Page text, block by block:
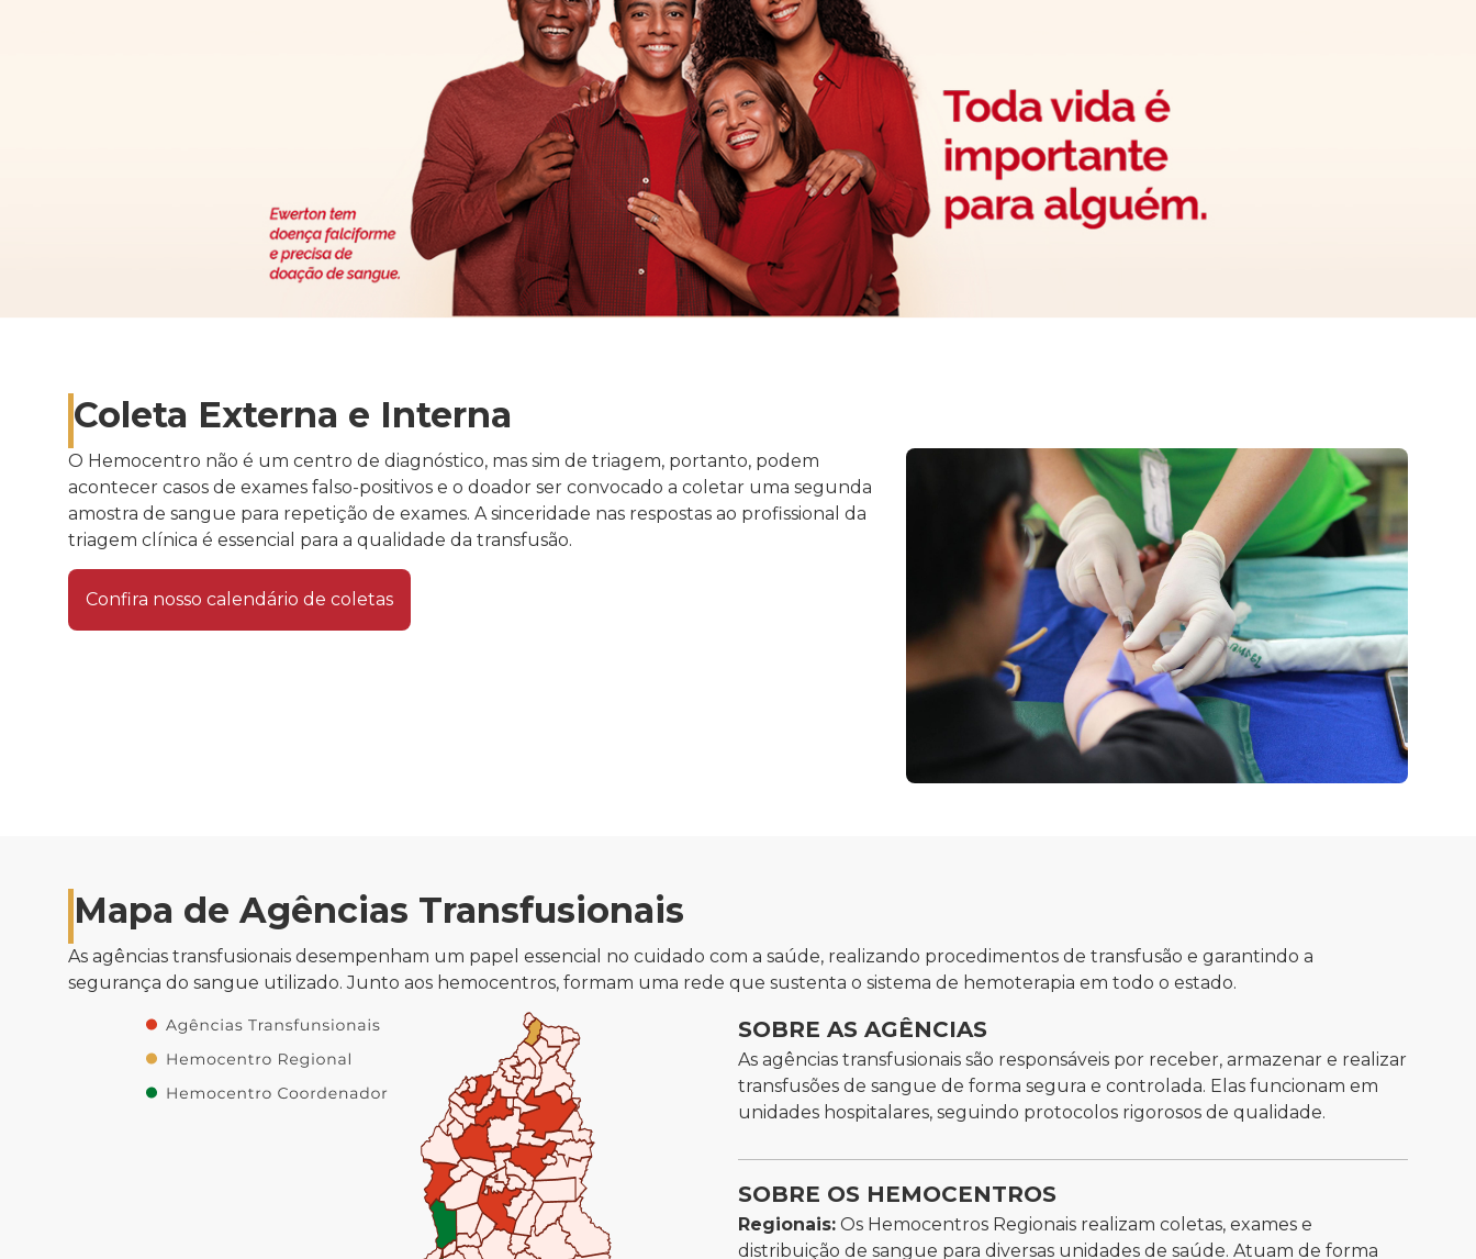
Coleta Externa e Interna
O Hemocentro não é um centro de diagnóstico, mas sim de triagem, portanto, podem
acontecer casos de exames falso-positivos e o doador ser convocado a coletar uma segunda
amostra de sangue para repetição de exames. A sinceridade nas respostas ao profissional da
triagem clínica é essencial para a qualidade da transfusão.
Confira nosso calendário de coletas
Mapa de Agências Transfusionais
As agências transfusionais desempenham um papel essencial no cuidado com a saúde, realizando procedimentos de transfusão e garantindo a
segurança do sangue utilizado. Junto aos hemocentros, formam uma rede que sustenta o sistema de hemoterapia em todo o estado.
SOBRE AS AGÊNCIAS
As agências transfusionais são responsáveis por receber, armazenar e realizar
transfusões de sangue de forma segura e controlada. Elas funcionam em
unidades hospitalares, seguindo protocolos rigorosos de qualidade.
SOBRE OS HEMOCENTROS
Regionais: Os Hemocentros Regionais realizam coletas, exames e
distribuição de sangue para diversas unidades de saúde. Atuam de forma